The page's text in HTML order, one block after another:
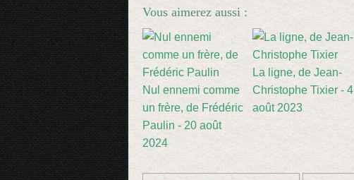
Vous aimerez aussi :
Nul ennemi comme
un frère, de Frédéric
Paulin - 20 août
2024
La ligne, de Jean-
Christophe Tixier - 4
août 2023